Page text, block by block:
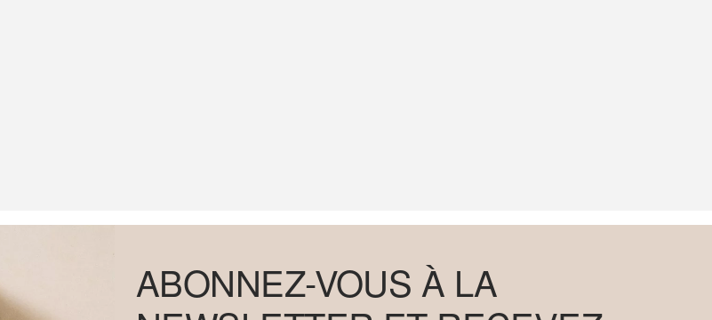
ABONNEZ-VOUS À LA